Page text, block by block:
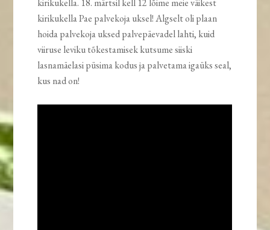
kirikukella. 18. märtsil kell 12 lõime meie väikest
kirikukella Pae palvekoja uksel! Algselt oli plaan
hoida palvekoja uksed palvepäevadel lahti, kuid
viiruse leviku tõkestamisek kutsume siiski
lasnamäelasi püsima kodus ja palvetama igaüks seal,
kus nad on!